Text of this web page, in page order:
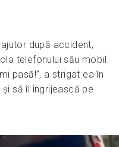
după accident,
telefonului său mobil
pasă!”, a strigat ea în
să îl îngrijească pe